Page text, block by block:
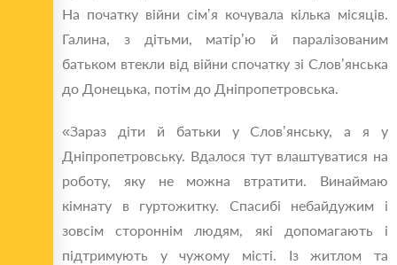
На початку війни сім’я кочувала кілька місяців.
Галина, з дітьми, матір’ю й паралізованим
батьком втекли від війни спочатку зі Слов’янська
до Донецька, потім до Дніпропетровська.
«Зараз діти й батьки у Слов’янську, а я у
Дніпропетровську. Вдалося тут влаштуватися на
роботу, яку не можна втратити. Винаймаю
кімнату в гуртожитку. Спасибі небайдужим і
зовсім стороннім людям, які допомагають і
підтримують у чужому місті. Із житлом та